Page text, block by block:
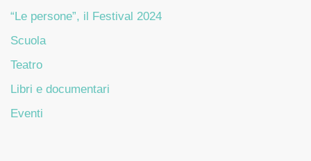
“Le persone”, il Festival 2024
Scuola
Teatro
Libri e documentari
Eventi